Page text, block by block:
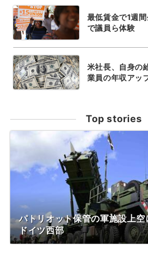
最低賃金で1週
で議員ら体験
米社長、自身の
業員の年収アッ
Top stories
パトリオット保管の軍施設上
ドイツ西部